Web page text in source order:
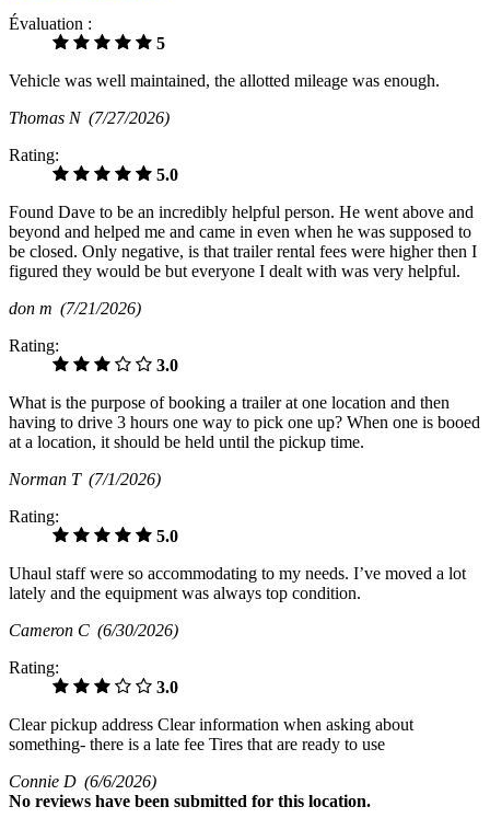
Évaluation :
5
Vehicle was well maintained, the allotted mileage was enough.
Thomas N (7/27/2026)
Rating:
5.0
Found Dave to be an incredibly helpful person. He went above and
beyond and helped me and came in even when he was supposed to
be closed. Only negative, is that trailer rental fees were higher then I
figured they would be but everyone I dealt with was very helpful.
don m (7/21/2026)
Rating:
3.0
What is the purpose of booking a trailer at one location and then
having to drive 3 hours one way to pick one up? When one is booed
at a location, it should be held until the pickup time.
Norman T (7/1/2026)
Rating:
5.0
Uhaul staff were so accommodating to my needs. I’ve moved a lot
lately and the equipment was always top condition.
Cameron C (6/30/2026)
Rating:
3.0
Clear pickup address Clear information when asking about
something- there is a late fee Tires that are ready to use
Connie D (6/6/2026)
No reviews have been submitted for this location.